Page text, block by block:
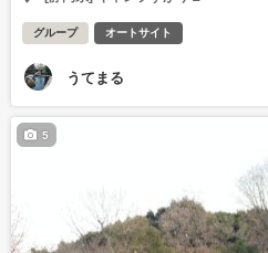
グループ オートサイト
うてまる
5